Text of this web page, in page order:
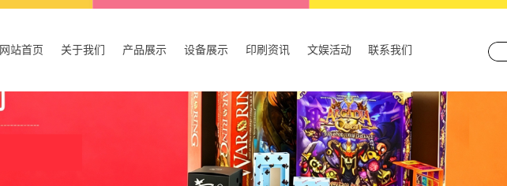
网站首页 关于我们 产品展示 设备展示
设备展示
印刷资讯
公司新闻
行业资讯
技术资讯
文娱活动 联系我们